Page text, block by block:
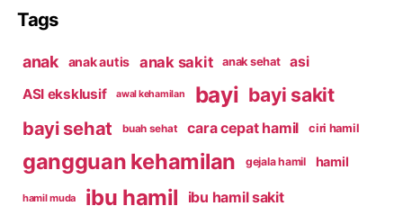
Tags
anak anak autis anak sakit anak sehat
asi
ASI eksklusif
awal kehamilan bayi bayi sakit
bayi sehat buah sehat cara cepat hamil ciri hamil
gangguan kehamilan gejala hamil hamil
hamil muda ibu hamil ibu hamil sakit